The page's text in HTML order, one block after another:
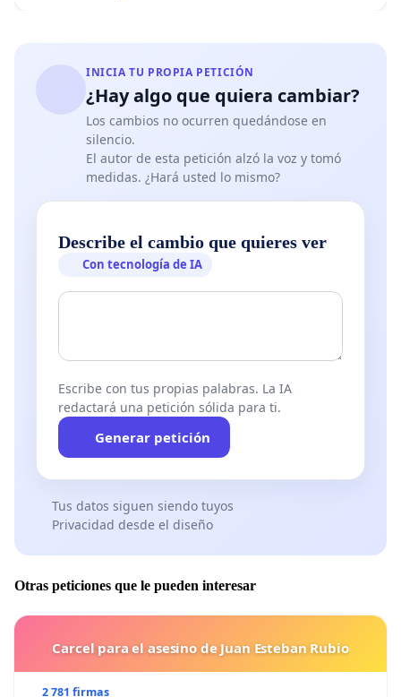
INICIA TU PROPIA PETICIÓN
¿Hay algo que quiera cambiar?
Los cambios no ocurren quedándose en
silencio.
El autor de esta petición alzó la voz y tomó
medidas. ¿Hará usted lo mismo?
Describe el cambio que quieres ver
Con tecnología de IA
Escribe con tus propias palabras. La IA
redactará una petición sólida para ti.
Generar petición
Tus datos siguen siendo tuyos
Privacidad desde el diseño
Otras peticiones que le pueden interesar
Carcel para el asesino de Juan Esteban Rubio
2 781 firmas